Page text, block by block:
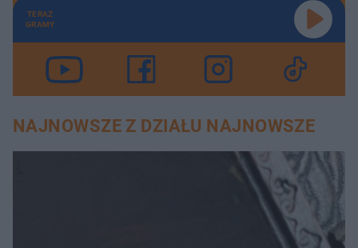
TERAZ
GRAMY
NAJNOWSZE Z DZIAŁU NAJNOWSZE